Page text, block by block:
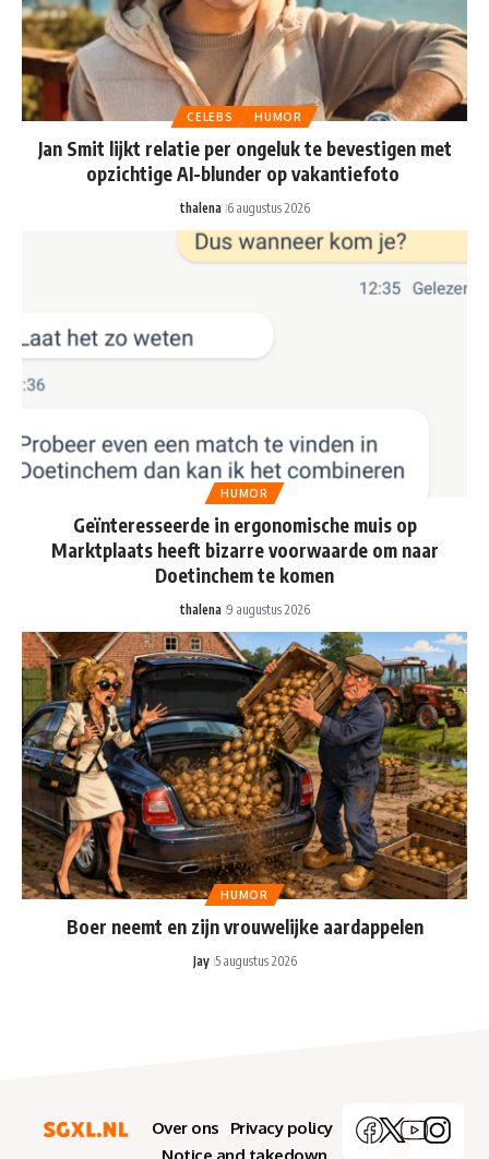
CELEBS HUMOR
Jan Smit lijkt relatie per ongeluk te bevestigen met
opzichtige AI-blunder op vakantiefoto
thalena 6 augustus 2026
HUMOR
Geïnteresseerde in ergonomische muis op
Marktplaats heeft bizarre voorwaarde om naar
Doetinchem te komen
thalena 9 augustus 2026
HUMOR
Boer neemt en zijn vrouwelijke aardappelen
Jay 5 augustus 2026
Over ons
Privacy policy